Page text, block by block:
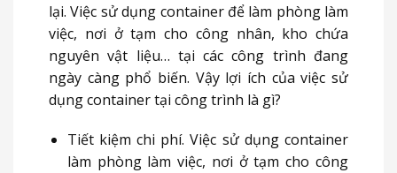
lại. Việc sử dụng container để làm phòng làm
việc, nơi ở tạm cho công nhân, kho chứa
nguyên vật liệu… tại các công trình đang
ngày càng phổ biến. Vậy lợi ích của việc sử
dụng container tại công trình là gì?
Tiết kiệm chi phí. Việc sử dụng container
làm phòng làm việc, nơi ở tạm cho công